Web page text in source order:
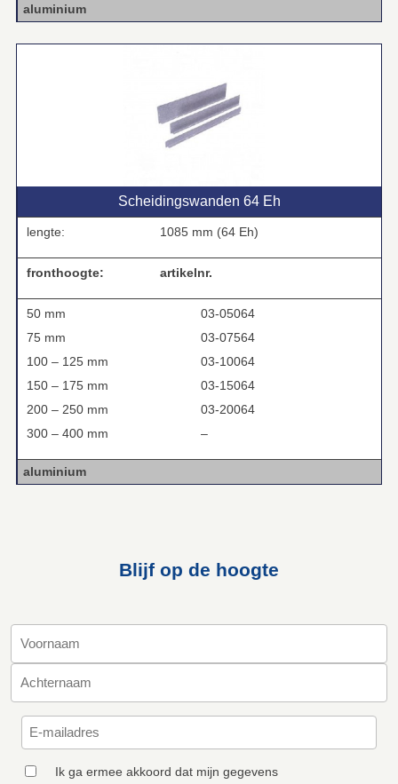
aluminium
Scheidingswanden 64 Eh
lengte: 1085 mm (64 Eh)
fronthoogte: artikelnr.
50 mm
03-05064
75 mm
03-07564
100 – 125 mm
03-10064
150 – 175 mm
03-15064
200 – 250 mm
03-20064
300 – 400 mm
–
aluminium
Blijf op de hoogte
Ik ga ermee akkoord dat mijn gegevens